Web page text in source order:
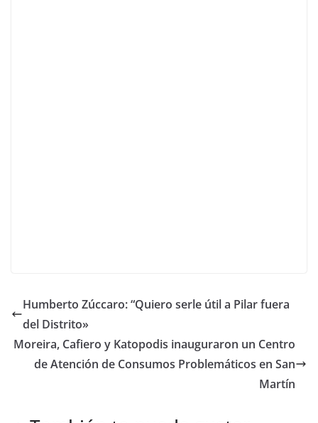
Humberto Zúccaro: “Quiero serle útil a Pilar fuera
del Distrito»
Moreira, Cafiero y Katopodis inauguraron un Centro
de Atención de Consumos Problemáticos en San
Martín